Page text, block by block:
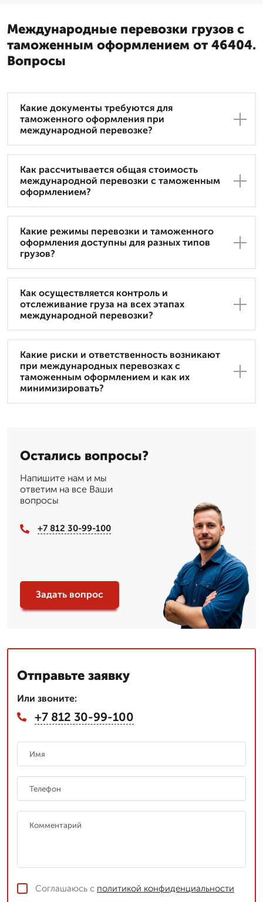
Международные перевозки грузов с
таможенным оформлением от 46404.
Вопросы
Какие документы требуются для
таможенного оформления при
международной перевозке?
Как рассчитывается общая стоимость
международной перевозки с таможенным
оформлением?
Какие режимы перевозки и таможенного
оформления доступны для разных типов
грузов?
Как осуществляется контроль и
отслеживание груза на всех этапах
международной перевозки?
Какие риски и ответственность возникают
при международных перевозках с
таможенным оформлением и как их
минимизировать?
Остались вопросы?
Напишите нам и мы
ответим на все Ваши
вопросы
+7 812 30-99-100
Задать вопрос
Отправьте заявку
Или звоните:
+7 812 30-99-100
Соглашаюсь с политикой конфиденциальности